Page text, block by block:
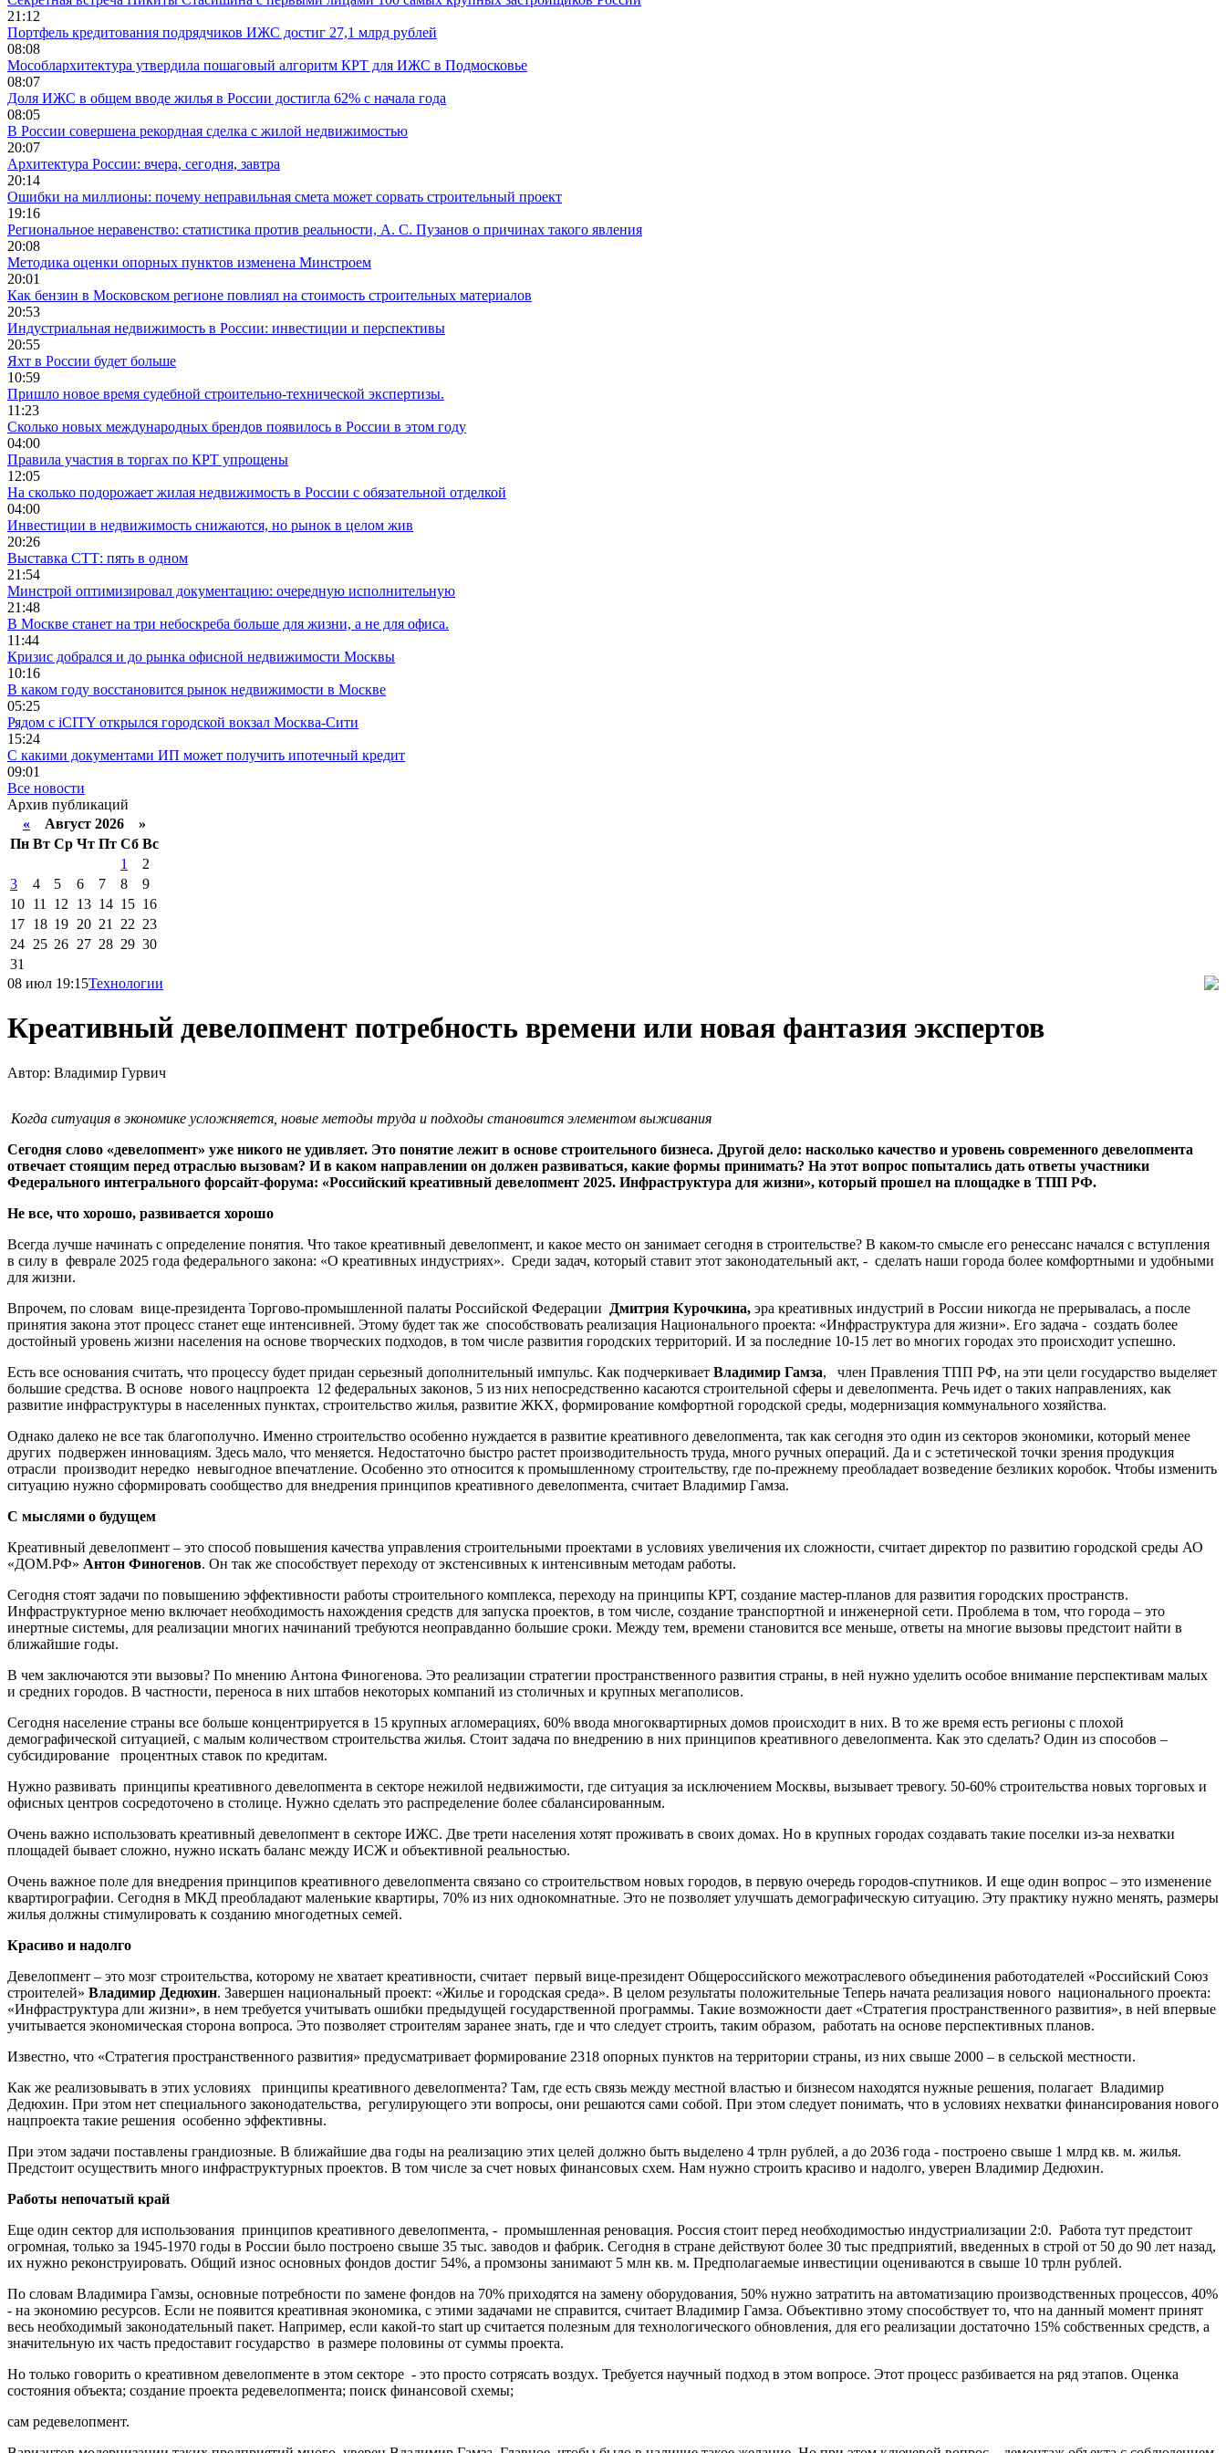
21:12
Портфель кредитования подрядчиков ИЖС достиг 27,1 млрд рублей
08:08
Мособлархитектура утвердила пошаговый алгоритм КРТ для ИЖС в Подмосковье
08:07
Доля ИЖС в общем вводе жилья в России достигла 62% с начала года
08:05
В России совершена рекордная сделка с жилой недвижимостью
20:07
Архитектура России: вчера, сегодня, завтра
20:14
Ошибки на миллионы: почему неправильная смета может сорвать строительный проект
19:16
Региональное неравенство: статистика против реальности, А. С. Пузанов о причинах такого явления
20:08
Методика оценки опорных пунктов изменена Минстроем
20:01
Как бензин в Московском регионе повлиял на стоимость строительных материалов
20:53
Индустриальная недвижимость в России: инвестиции и перспективы
20:55
Яхт в России будет больше
10:59
Пришло новое время судебной строительно-технической экспертизы.
11:23
Сколько новых международных брендов появилось в России в этом году
04:00
Правила участия в торгах по КРТ упрощены
12:05
На сколько подорожает жилая недвижимость в России с обязательной отделкой
04:00
Инвестиции в недвижимость снижаются, но рынок в целом жив
20:26
Выставка СТТ: пять в одном
21:54
Минстрой оптимизировал документацию: очередную исполнительную
21:48
В Москве станет на три небоскреба больше для жизни, а не для офиса.
11:44
Кризис добрался и до рынка офисной недвижимости Москвы
10:16
В каком году восстановится рынок недвижимости в Москве
05:25
Рядом с iCITY открылся городской вокзал Москва-Сити
15:24
С какими документами ИП может получить ипотечный кредит
09:01
Все новости
Архив публикаций
« Август 2026 »
Пн Вт Ср Чт Пт Сб Вс
1
2
3
4 5 6 7 8
9
10 11 12 13 14 15 16
17 18 19 20 21 22 23
24 25 26 27 28 29 30
31
08 июл 19:15Технологии
Креативный девелопмент потребность времени или новая фантазия экспертов
Автор: Владимир Гурвич
Когда ситуация в экономике усложняется, новые методы труда и подходы становится элементом выживания
Сегодня слово «девелопмент» уже никого не удивляет. Это понятие лежит в основе строительного бизнеса. Другой дело: насколько качество и уровень современного девелопмента
отвечает стоящим перед отраслью вызовам? И в каком направлении он должен развиваться, какие формы принимать? На этот вопрос попытались дать ответы участники
Федерального интегрального форсайт-форума: «Российский креативный девелопмент 2025. Инфраструктура для жизни», который прошел на площадке в ТПП РФ.
Не все, что хорошо, развивается хорошо
Всегда лучше начинать с определение понятия. Что такое креативный девелопмент, и какое место он занимает сегодня в строительстве? В каком-то смысле его ренессанс начался с вступления
в силу в феврале 2025 года федерального закона: «О креативных индустриях». Среди задач, который ставит этот законодательный акт, - сделать наши города более комфортными и удобными
для жизни.
Впрочем, по словам вице-президента Торгово-промышленной палаты Российской Федерации
Дмитрия Курочкина, эра креативных индустрий в России никогда не прерывалась, а после
принятия закона этот процесс станет еще интенсивней. Этому будет так же способствовать реализация Национального проекта: «Инфраструктура для жизни». Его задача - создать более
достойный уровень жизни населения на основе творческих подходов, в том числе развития городских территорий. И за последние 10-15 лет во многих городах это происходит успешно.
Есть все основания считать, что процессу будет придан серьезный дополнительный импульс. Как подчеркивает Владимир Гамза, член Правления ТПП РФ, на эти цели государство выделяет
большие средства. В основе нового нацпроекта 12 федеральных законов, 5 из них непосредственно касаются строительной сферы и девелопмента. Речь идет о таких направлениях, как
развитие инфраструктуры в населенных пунктах, строительство жилья, развитие ЖКХ, формирование комфортной городской среды, модернизация коммунального хозяйства.
Однако далеко не все так благополучно. Именно строительство особенно нуждается в развитие креативного девелопмента, так как сегодня это один из секторов экономики, который менее
других подвержен инновациям. Здесь мало, что меняется. Недостаточно быстро растет производительность труда, много ручных операций. Да и с эстетической точки зрения продукция
отрасли производит нередко невыгодное впечатление. Особенно это относится к промышленному строительству, где по-прежнему преобладает возведение безликих коробок. Чтобы изменить
ситуацию нужно сформировать сообщество для внедрения принципов креативного девелопмента, считает Владимир Гамза.
С мыслями о будущем
Креативный девелопмент – это способ повышения качества управления строительными проектами в условиях увеличения их сложности, считает директор по развитию городской среды АО
«ДОМ.РФ» Антон Финогенов. Он так же способствует переходу от экстенсивных к интенсивным методам работы.
Сегодня стоят задачи по повышению эффективности работы строительного комплекса, переходу на принципы КРТ, создание мастер-планов для развития городских пространств.
Инфраструктурное меню включает необходимость нахождения средств для запуска проектов, в том числе, создание транспортной и инженерной сети. Проблема в том, что города – это
инертные системы, для реализации многих начинаний требуются неоправданно большие сроки. Между тем, времени становится все меньше, ответы на многие вызовы предстоит найти в
ближайшие годы.
В чем заключаются эти вызовы? По мнению Антона Финогенова. Это реализации стратегии пространственного развития страны, в ней нужно уделить особое внимание перспективам малых
и средних городов. В частности, переноса в них штабов некоторых компаний из столичных и крупных мегаполисов.
Сегодня население страны все больше концентрируется в 15 крупных агломерациях, 60% ввода многоквартирных домов происходит в них. В то же время есть регионы с плохой
демографической ситуацией, с малым количеством строительства жилья. Стоит задача по внедрению в них принципов креативного девелопмента. Как это сделать? Один из способов –
субсидирование процентных ставок по кредитам.
Нужно развивать принципы креативного девелопмента в секторе нежилой недвижимости, где ситуация за исключением Москвы, вызывает тревогу. 50-60% строительства новых торговых и
офисных центров сосредоточено в столице. Нужно сделать это распределение более сбалансированным.
Очень важно использовать креативный девелопмент в секторе ИЖС. Две трети населения хотят проживать в своих домах. Но в крупных городах создавать такие поселки из-за нехватки
площадей бывает сложно, нужно искать баланс между ИСЖ и объективной реальностью.
Очень важное поле для внедрения принципов креативного девелопмента связано со строительством новых городов, в первую очередь городов-спутников. И еще один вопрос – это изменение
квартирографии. Сегодня в МКД преобладают маленькие квартиры, 70% из них однокомнатные. Это не позволяет улучшать демографическую ситуацию. Эту практику нужно менять, размеры
жилья должны стимулировать к созданию многодетных семей.
Красиво и надолго
Девелопмент – это мозг строительства, которому не хватает креативности, считает первый вице-президент Общероссийского межотраслевого объединения работодателей «Российский Союз
строителей» Владимир Дедюхин. Завершен национальный проект: «Жилье и городская среда». В целом результаты положительные Теперь начата реализация нового национального проекта:
«Инфраструктура дли жизни», в нем требуется учитывать ошибки предыдущей государственной программы. Такие возможности дает «Стратегия пространственного развития», в ней впервые
учитывается экономическая сторона вопроса. Это позволяет строителям заранее знать, где и что следует строить, таким образом, работать на основе перспективных планов.
Известно, что «Стратегия пространственного развития» предусматривает формирование 2318 опорных пунктов на территории страны, из них свыше 2000 – в сельской местности.
Как же реализовывать в этих условиях принципы креативного девелопмента? Там, где есть связь между местной властью и бизнесом находятся нужные решения, полагает Владимир
Дедюхин. При этом нет специального законодательства, регулирующего эти вопросы, они решаются сами собой. При этом следует понимать, что в условиях нехватки финансирования нового
нацпроекта такие решения особенно эффективны.
При этом задачи поставлены грандиозные. В ближайшие два годы на реализацию этих целей должно быть выделено 4 трлн рублей, а до 2036 года - построено свыше 1 млрд кв. м. жилья.
Предстоит осуществить много инфраструктурных проектов. В том числе за счет новых финансовых схем. Нам нужно строить красиво и надолго, уверен Владимир Дедюхин.
Работы непочатый край
Еще один сектор для использования принципов креативного девелопмента, - промышленная реновация. Россия стоит перед необходимостью индустриализации 2:0. Работа тут предстоит
огромная, только за 1945-1970 годы в России было построено свыше 35 тыс. заводов и фабрик. Сегодня в стране действуют более 30 тыс предприятий, введенных в строй от 50 до 90 лет назад,
их нужно реконструировать. Общий износ основных фондов достиг 54%, а промзоны занимают 5 млн кв. м. Предполагаемые инвестиции оцениваются в свыше 10 трлн рублей.
По словам Владимира Гамзы, основные потребности по замене фондов на 70% приходятся на замену оборудования, 50% нужно затратить на автоматизацию производственных процессов, 40%
- на экономию ресурсов. Если не появится креативная экономика, с этими задачами не справится, считает Владимир Гамза. Объективно этому способствует то, что на данный момент принят
весь необходимый законодательный пакет. Например, если какой-то start up считается полезным для технологического обновления, для его реализации достаточно 15% собственных средств, а
значительную их часть предоставит государство в размере половины от суммы проекта.
Но только говорить о креативном девелопменте в этом секторе - это просто сотрясать воздух. Требуется научный подход в этом вопросе. Этот процесс разбивается на ряд этапов. Оценка
состояния объекта; создание проекта редевелопмента; поиск финансовой схемы;
сам редевелопмент.